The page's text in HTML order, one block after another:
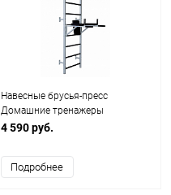
Навесные брусья-пресс
Домашние тренажеры
4 590 руб.
Подробнее